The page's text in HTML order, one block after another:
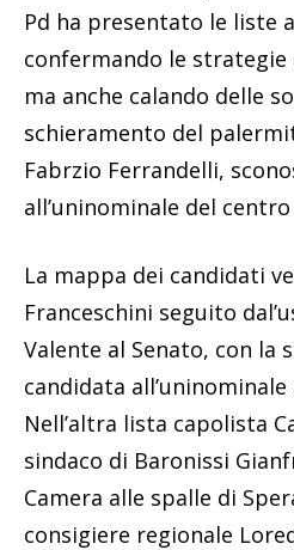
Pd ha presentato le liste
confermando le
ma anche calando delle
schieramento del
Fabrzio Ferrandelli,
all’uninominale del
La mappa dei candidati
Franceschini seguito
Valente al Senato, con la
candidata
Nell’altra lista capolista
sindaco di Baronissi
Camera alle spalle di
consigiere regionale